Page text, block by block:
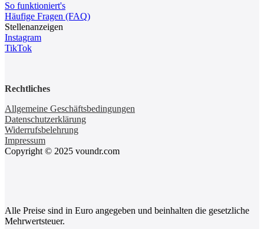
So funktioniert's
Häufige Fragen (FAQ)
Stellenanzeigen
Instagram
TikTok
Rechtliches
Allgemeine Geschäftsbedingungen
Datenschutzerklärung
Widerrufsbelehrung
Impressum
Copyright © 2025 voundr.com
Alle Preise sind in Euro angegeben und beinhalten die gesetzliche
Mehrwertsteuer.